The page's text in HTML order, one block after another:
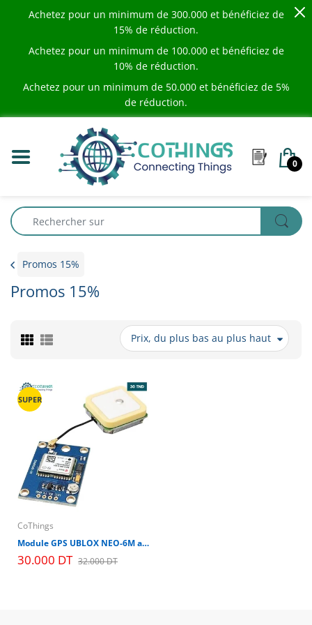
Achetez pour un minimum de 300.000et bénéficiez de
15% de réduction.
Achetez pour un minimum de 100.000et bénéficiez de
10% de réduction.
Achetez pour un minimum de 50.000et bénéficiez de 5%
de réduction.
0
Promos 15%
Promos 15%
Prix, du plus bas au plus haut
SUPER
CoThings
Module GPS UBLOX NEO-6M avec EEPROM pour C / Aéroquad avec antenne pour le contrôle de vol
30.000 DT 32.000 DT